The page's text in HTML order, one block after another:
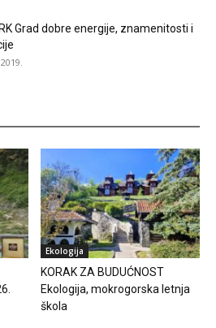
Grad dobre energije, znamenitosti i
Ekologija
KORAK ZA BUDUĆNOST
Ekologija, mokrogorska letnja
škola